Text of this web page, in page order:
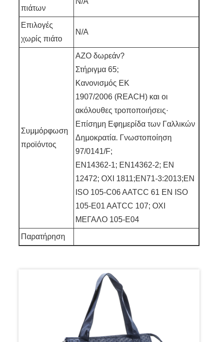
πιάτων
Επιλογές
χωρίς πιάτο
N/A
Συμμόρφωση
προϊόντος
AZO δωρεάν?
Στήριγμα 65;
Κανονισμός ΕΚ
1907/2006 (REACH) και οι
ακόλουθες τροποποιήσεις·
Επίσημη Εφημερίδα των Γαλλικών
Δημοκρατία. Γνωστοποίηση
97/0141/F;
EN14362-1; EN14362-2; EN
12472; ΟΧΙ 1811;EN71-3:2013;EN
ISO 105-C06 AATCC 61 EN ISO
105-E01 AATCC 107; ΟΧΙ
ΜΕΓΑΛΟ 105-Ε04
Παρατήρηση